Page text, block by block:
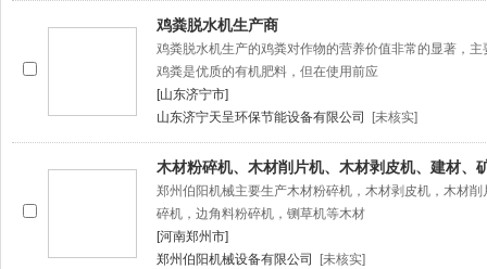
鸡粪脱水机生产商
鸡粪脱水机生产的鸡粪对作物的营养价值非常的显著，
鸡粪是优质的有机肥料，但在使用前应
[山东济宁市]
山东济宁天呈环保节能设备有限公司
[未核实]
木材粉碎机、木材削片机、木材剥皮机、建材、
郑州伯阳机械主要生产木材粉碎机，木材剥皮机，木材
碎机，边角料粉碎机，铡草机等木材
[河南郑州市]
郑州伯阳机械设备有限公司
[未核实]